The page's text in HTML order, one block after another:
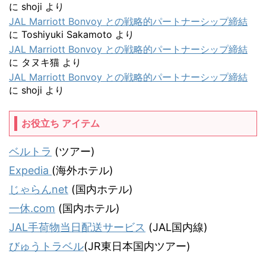
に shoji より
JAL Marriott Bonvoy との戦略的パートナーシップ締結
に Toshiyuki Sakamoto より
JAL Marriott Bonvoy との戦略的パートナーシップ締結
に タヌキ猫 より
JAL Marriott Bonvoy との戦略的パートナーシップ締結
に shoji より
お役立ち アイテム
ベルトラ (ツアー)
Expedia (海外ホテル)
じゃらんnet (国内ホテル)
一休.com (国内ホテル)
JAL手荷物当日配送サービス (JAL国内線)
びゅうトラベル(JR東日本国内ツアー)